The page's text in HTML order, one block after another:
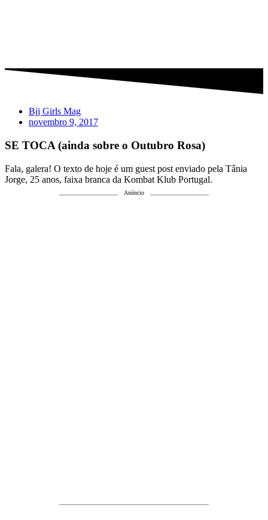
Bjj Girls Mag
novembro 9, 2017
SE TOCA (ainda sobre o Outubro Rosa)
Fala, galera! O texto de hoje é um guest post enviado pela Tânia
Jorge, 25 anos, faixa branca da Kombat Klub Portugal.
Anúncio